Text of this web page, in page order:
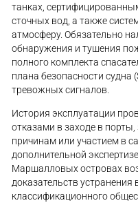
танках,
сточных вод, а также
атмосферу. Обязательно
обнаружения и тушения
полного комплекта
плана безопасности судна
тревожных сигналов.
История эксплуатации
отказами в заходе в
причинам или участием в
дополнительной
Маршалловых островах
доказательств
классификационного